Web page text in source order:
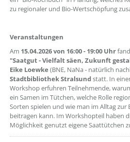
zu regionaler und Bio-Wertschöpfung
Veranstaltungen
Am 15.04.2026 von 16:00 - 19:00 Uhr
"Saatgut - Vielfalt säen, Zukunft
Eike Loewke (BNE, NaNa - natürlich
Stadtbibliothek Stralsundstatt. In
Workshop erfuhren Teilnehmende,
ein Samen im Tütchen, welche Rolle
Sorten spielen und wie man im Alltag
beitragen kann. Im Workshopteil haben
Möglichkeit genutzt eigene Saattütchen